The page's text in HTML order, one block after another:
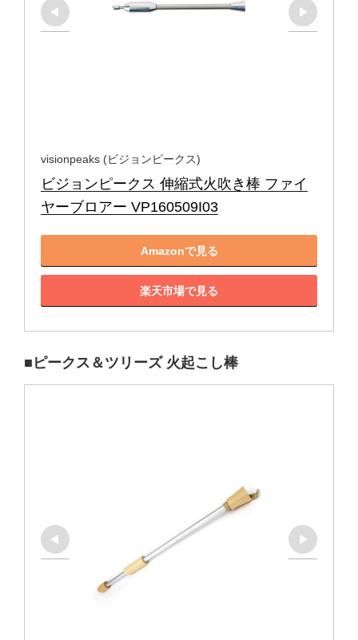
visionpeaks (ビジョンピークス)
ビジョンピークス 伸縮式火吹き棒 ファイ
ヤーブロアー VP160509I03
Amazonで見る
楽天市場で見る
■ピークス＆ツリーズ 火起こし棒